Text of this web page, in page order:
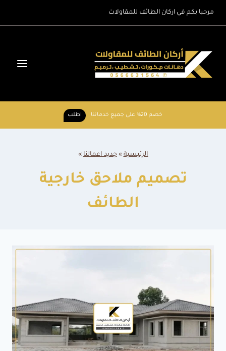
مرحبا بكم في اركان الطائف للمقاولات
خصم 20% على جميع خدماتنا اطلب
الرئيسية »جديد اعمالنا »
تصميم ملاحق خارجية
الطائف